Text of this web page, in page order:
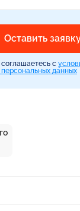
Оставить
с
данных